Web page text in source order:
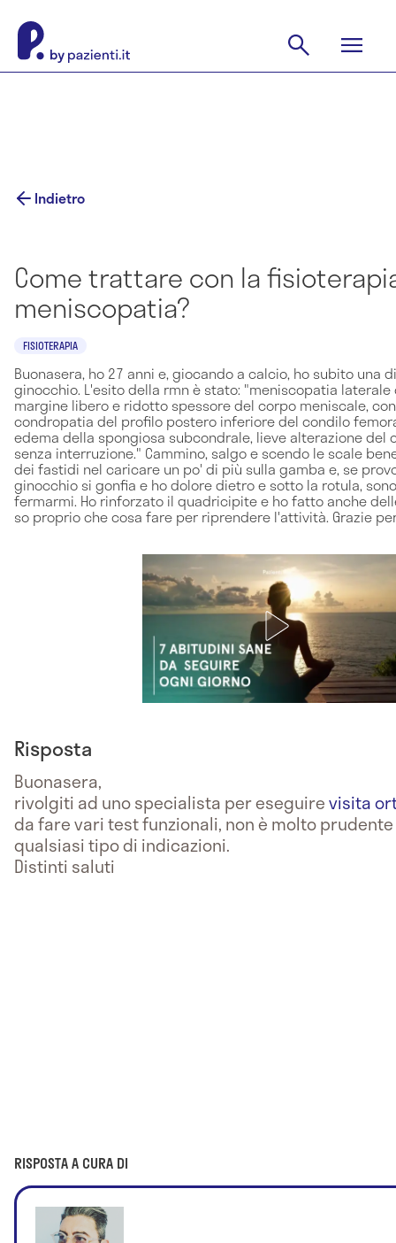
Indietro
Come trattare con la
meniscopatia?
FISIOTERAPIA
Buonasera, ho 27 anni e, giocando a calcio, ho subito una
ginocchio. L'esito della rmn è stato: "meniscopatia
margine libero e ridotto spessore del corpo meniscale,
condropatia del profilo postero inferiore del condilo
edema della spongiosa subcondrale, lieve alterazione del
senza interruzione." Cammino, salgo e scendo le scale
dei fastidi nel caricare un po' di più sulla gamba e, se
ginocchio si gonfia e ho dolore dietro e sotto la rotula,
fermarmi. Ho rinforzato il quadricipite e ho fatto anche
so proprio che cosa fare per riprendere l'attività. Grazie
Risposta
Buonasera,
rivolgiti ad uno specialista per eseguirevisita
da fare vari test funzionali, non è molto
qualsiasi tipo di indicazioni.
Distinti saluti
RISPOSTA A CURA DI